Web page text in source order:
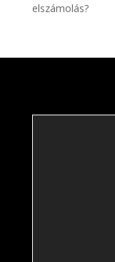
elszámolás?